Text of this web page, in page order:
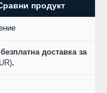
продукт
доставка за
.